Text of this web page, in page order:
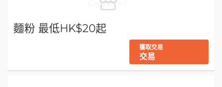
麵粉 最低HK$20起
獲取交易
交易